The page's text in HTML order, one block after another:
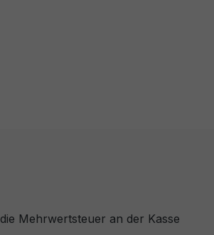
Mehrwertsteuer an der Kasse